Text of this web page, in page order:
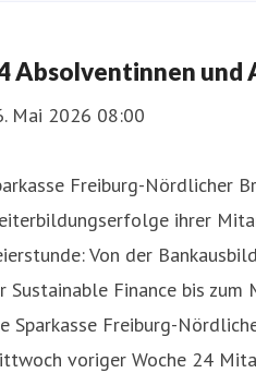
Absolventinnen und
Mai 2026 08:00
Freiburg-Nördlicher
ihrer
Von der
Sustainable Finance bis zum
Sparkasse Freiburg-
voriger Woche 24